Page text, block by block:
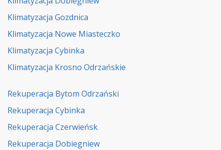
Klimatyzacja Gozdnica
Klimatyzacja Nowe Miasteczko
Klimatyzacja Cybinka
Klimatyzacja Krosno Odrzańskie
Rekuperacja Bytom Odrzański
Rekuperacja Cybinka
Rekuperacja Czerwieńsk
Rekuperacja Dobiegniew